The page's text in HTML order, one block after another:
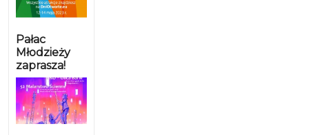
Pałac
Młodzieży
zaprasza!